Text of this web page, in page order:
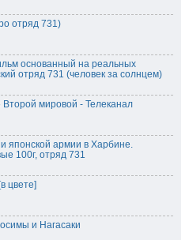
отряд 731)
основанный на реальных
отряд 731 (человек за солнцем)
мировой - Телеканал
японской армии в Харбине.
100г, отряд 731
цвете]
и Нагасаки